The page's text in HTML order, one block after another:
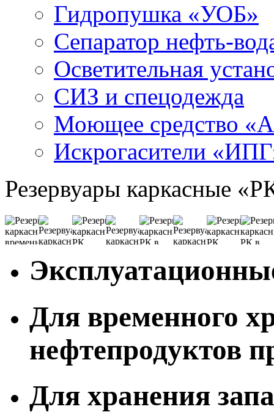
Гидропушка «УОБ»
Сепаратор нефть-
Осветительная
СИЗ и спецодежда
Моющее средство
Искрогасители
Резервуары каркасные
Для временного
нефтепродуктов
Для хранения